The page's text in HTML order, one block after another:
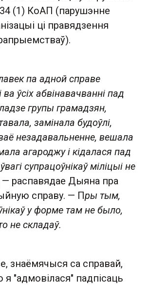
(1) КоАП (парушэнне
ці правядзення
па адной справе
ўсіх абвінавачванні пад
групы грамадзян,
замінала будоўлі,
незадавальненне, вешала
агароджу і кідалася пад
супрацоўнікаў міліцыі не
— распавядае Дыяна пра
справу. — Пры тым,
у форме там не было,
не складаў.
знаёмячыся са справай,
"адмовілася" падпісаць